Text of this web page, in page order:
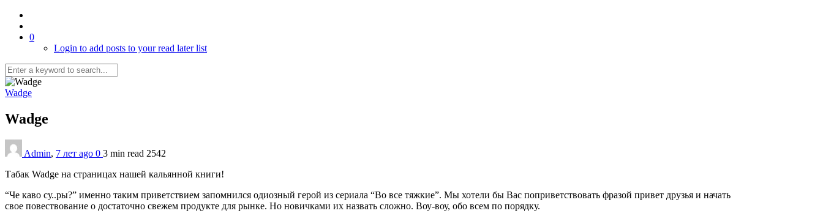
0
Login to add posts to your read later list
Wadge
Wadge
Admin, 7 лет ago 0 3 min read 2542
Табак Wadge на страницах нашей кальянной книги!
“Че каво су..ры?” именно таким приветствием запомнился одиозный герой из сериала “Во все тяжкие”. Мы хотели бы Вас поприветствовать фразой привет друзья и начать
свое повествование о достаточно свежем продукте для рынке. Но новичками их назвать сложно. Воу-воу, обо всем по порядку.